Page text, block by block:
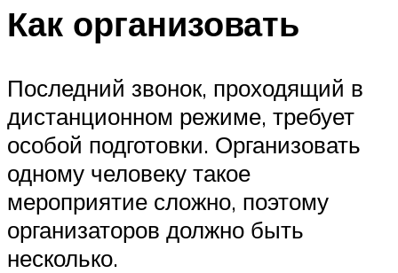
Как организовать
Последний звонок, проходящий в
дистанционном режиме, требует
особой подготовки. Организовать
одному человеку такое
мероприятие сложно, поэтому
организаторов должно быть
несколько.